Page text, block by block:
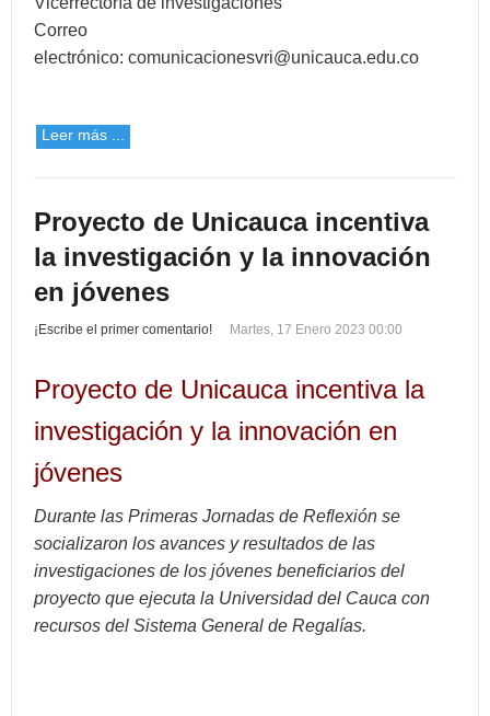
Correo
electrónico: comunicacionesvri@unicauca.edu.co
Leer más ...
Proyecto de Unicauca incentiva
la investigación y la innovación
en jóvenes
¡Escribe el primer comentario! Martes, 17 Enero 2023 00:00
Proyecto de Unicauca incentiva la
investigación y la innovación en
jóvenes
Durante las Primeras Jornadas de Reflexión se
socializaron los avances y resultados de las
investigaciones de los jóvenes beneficiarios del
proyecto que ejecuta la Universidad del Cauca con
recursos del Sistema General de Regalías.